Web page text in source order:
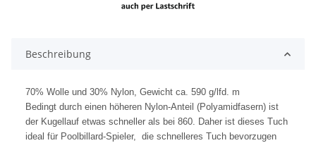
Beschreibung
70% Wolle und 30% Nylon, Gewicht ca. 590 g/lfd. m
Bedingt durch einen höheren Nylon-Anteil (Polyamidfasern) ist
der Kugellauf etwas schneller als bei 860. Daher ist dieses Tuch
ideal für Poolbillard-Spieler, die schnelleres Tuch bevorzugen